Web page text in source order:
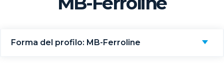
Forma del profilo: MB-Ferroline